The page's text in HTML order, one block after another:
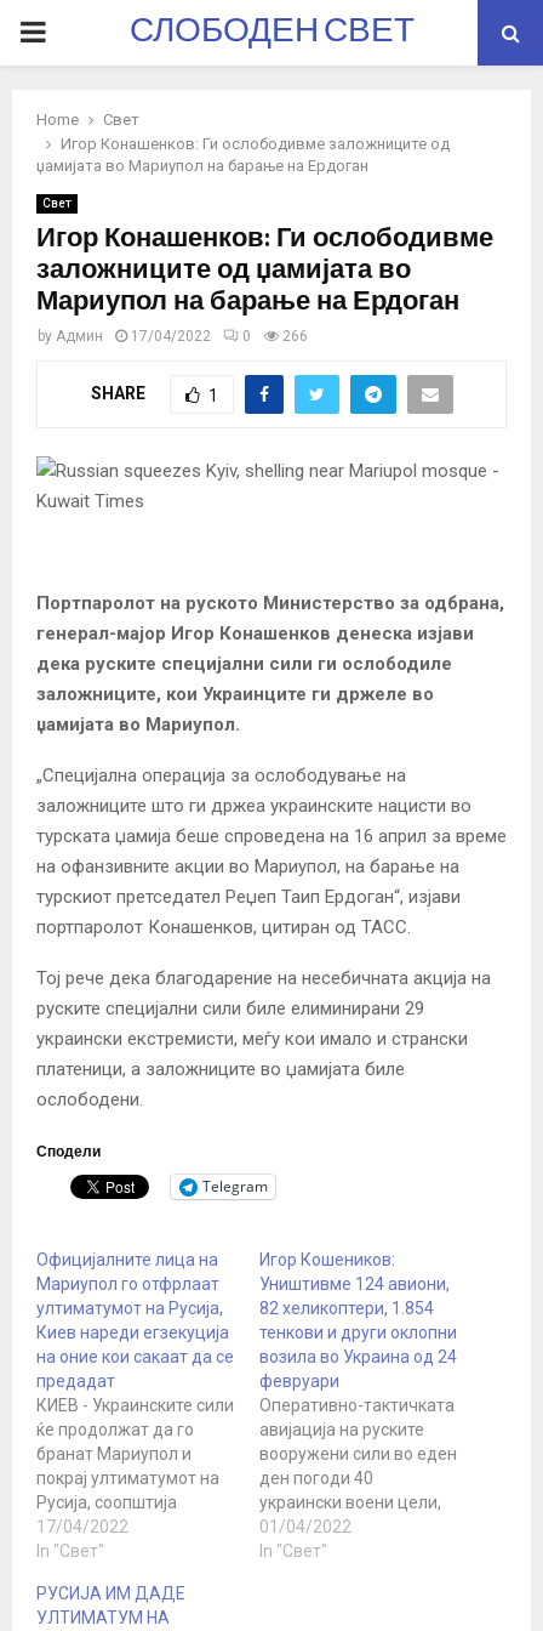
PRIMARYСЛОБОДЕН СВЕТ
Home
Свет
Игор Конашенков: Ги ослободивме заложниците од
џамијата во Мариупол на барање на Ердоган
Свет
Игор Конашенков: Ги ослободивме
заложниците од џамијата во
Мариупол на барање на Ердоган
by Админ 17/04/2022 0 266
SHARE 1
Портпаролот на руското Министерство за одбрана,
генерал-мајор Игор Конашенков денеска изјави
дека руските специјални сили ги ослободиле
заложниците, кои Украинците ги држеле во
џамијата во Мариупол.
„Специјална операција за ослободување на
заложниците што ги држеа украинските нацисти во
турската џамија беше спроведена на 16 април за време
на офанзивните акции во Мариупол, на барање на
турскиот претседател Реџеп Таип Ердоган“, изјави
портпаролот Конашенков, цитиран од ТАСС.
Тој рече дека благодарение на несебичната акција на
руските специјални сили биле елиминирани 29
украински екстремисти, меѓу кои имало и странски
платеници, а заложниците во џамијата биле
ослободени.
Сподели
Telegram
Официјалните лица на
Мариупол го отфрлаат
ултиматумот на Русија,
Киев нареди егзекуција
на оние кои сакаат да се
предадат
КИЕВ - Украинските сили
ќе продолжат да го
бранат Мариупол и
покрај ултиматумот на
Русија, соопштија
денеска властите на тој
украински град, кој е
сили. Советникот на
градоначалникот на
17/04/2022
In "Свет"
Игор Кошеников:
Уништивме 124 авиони,
82 хеликоптери, 1.854
тенкови и други оклопни
возила во Украина од 24
февруари
Оперативно-тактичката
авијација на руските
вооружени сили во еден
ден погоди 40
украински воени цели,
вклучувајќи ги и
противвоздушните
01/04/2022
In "Свет"
РУСИЈА ИМ ДАДЕ
УЛТИМАТУМ НА